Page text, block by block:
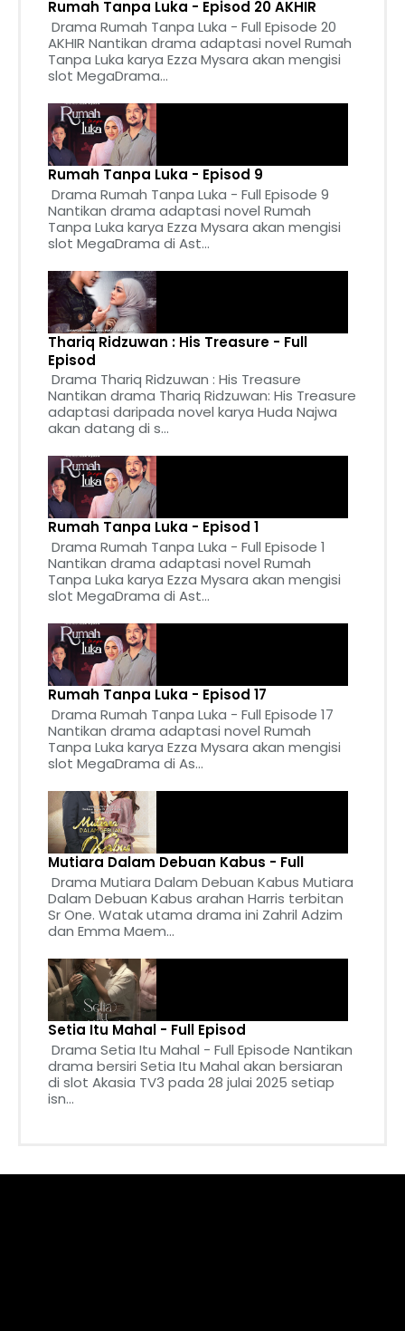
Rumah Tanpa Luka - Episod 20 AKHIR
Drama Rumah Tanpa Luka - Full Episode 20
AKHIR Nantikan drama adaptasi novel Rumah
Tanpa Luka karya Ezza Mysara akan mengisi
slot MegaDrama...
Rumah Tanpa Luka - Episod 9
Drama Rumah Tanpa Luka - Full Episode 9
Nantikan drama adaptasi novel Rumah
Tanpa Luka karya Ezza Mysara akan mengisi
slot MegaDrama di Ast...
Thariq Ridzuwan : His Treasure - Full
Episod
Drama Thariq Ridzuwan : His Treasure
Nantikan drama Thariq Ridzuwan: His Treasure
adaptasi daripada novel karya Huda Najwa
akan datang di s...
Rumah Tanpa Luka - Episod 1
Drama Rumah Tanpa Luka - Full Episode 1
Nantikan drama adaptasi novel Rumah
Tanpa Luka karya Ezza Mysara akan mengisi
slot MegaDrama di Ast...
Rumah Tanpa Luka - Episod 17
Drama Rumah Tanpa Luka - Full Episode 17
Nantikan drama adaptasi novel Rumah
Tanpa Luka karya Ezza Mysara akan mengisi
slot MegaDrama di As...
Mutiara Dalam Debuan Kabus - Full
Drama Mutiara Dalam Debuan Kabus Mutiara
Dalam Debuan Kabus arahan Harris terbitan
Sr One. Watak utama drama ini Zahril Adzim
dan Emma Maem...
Setia Itu Mahal - Full Episod
Drama Setia Itu Mahal - Full Episode Nantikan
drama bersiri Setia Itu Mahal akan bersiaran
di slot Akasia TV3 pada 28 julai 2025 setiap
isn...